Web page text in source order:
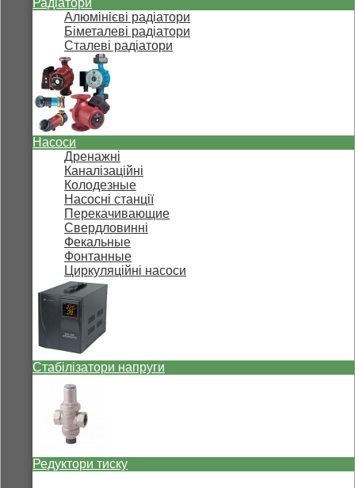
Радіатори
Алюмінієві радіатори
Біметалеві радіатори
Сталеві радіатори
Насоси
Дренажні
Каналізаційні
Колодезные
Насосні станції
Перекачивающие
Свердловинні
Фекальные
Фонтанные
Циркуляційні насоси
Стабілізатори напруги
Редуктори тиску